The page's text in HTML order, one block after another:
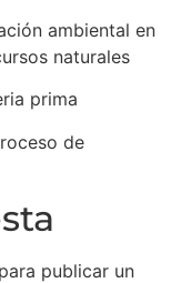
ambiental en
naturales
prima
de
para publicar un